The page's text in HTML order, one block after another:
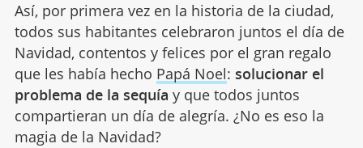
Así, por primera vez en la historia de la ciudad,
todos sus habitantes celebraron juntos el día de
Navidad, contentos y felices por el gran regalo
que les había hecho Papá Noel: solucionar el
problema de la sequía y que todos juntos
compartieran un día de alegría. ¿No es eso la
magia de la Navidad?